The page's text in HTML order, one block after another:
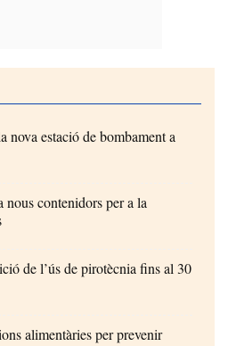
nova estació de bombament a
nous contenidors per a la
de l’ús de pirotècnia fins al 30
alimentàries per prevenir